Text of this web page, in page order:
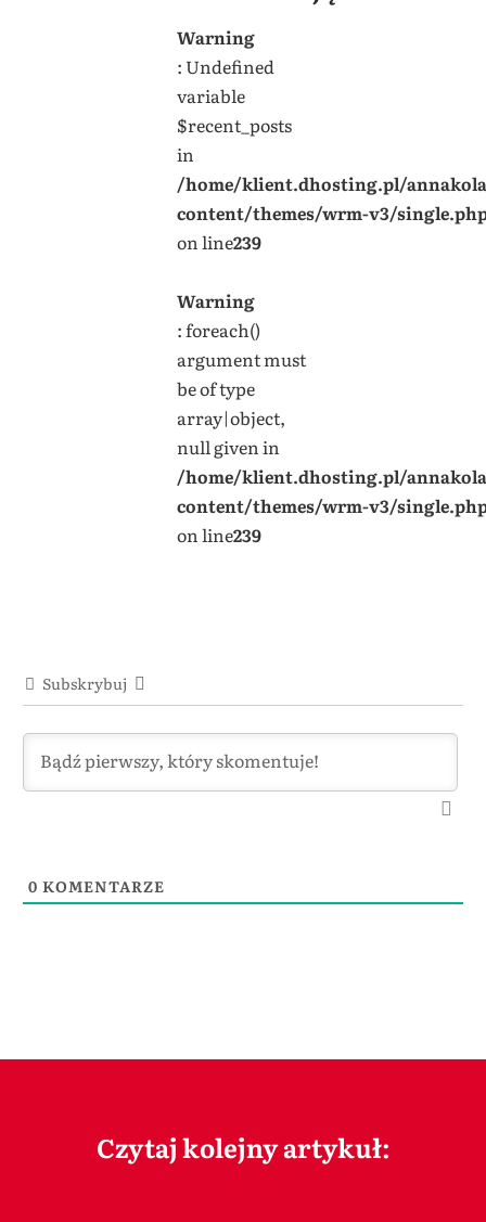
Warning
: Undefined
variable
$recent_posts
in
/home/klient.dhosting.pl/
content/themes/wrm-v3/
on line239
Warning
: foreach()
argument must
be of type
array|object,
null given in
/home/klient.dhosting.pl/
content/themes/wrm-v3/
on line239
Subskrybuj
0 KOMENTARZE
Czytaj kolejny artykuł: